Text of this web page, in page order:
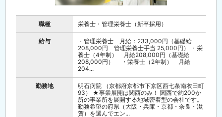
職種 栄養士・管理栄養士（新卒採用）
給与
・管理栄養士 月給：233,000円（基礎給
208,000円 管理栄養士手当 25,000円） ・栄
養士（4年制） 月給208,000円（基礎給
208,000円） ・栄養士（2年制） 月給
204...
勤務地
明石病院 （京都府京都市下京区西七条南衣田町
93） ★事業展開は関西のみ！ 関西で約200か
所の事業所を展開する地域密着型の会社です。
勤務希望の府県（大阪・兵庫・京都・奈良・滋
賀）を選んでエン...